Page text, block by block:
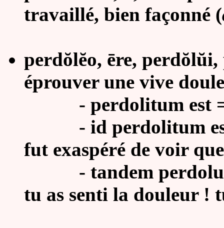
travaillé, bien façonné (
perdŏlĕo, ēre,
éprouver une vive
- perdolitum est =
- id perdolitum
fut exaspéré de voir
- tandem perdoluit,
tu as senti la douleur !